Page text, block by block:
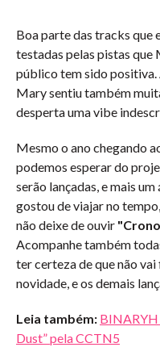
Boa parte das tracks que
testadas pelas pistas que
público tem sido
Mary sentiu também
desperta uma vibe
Mesmo o ano chegando
podemos esperar do
serão lançadas, e mais
gostou de viajar no
não deixe de ouvir
Acompanhe também
ter certeza de que não
novidade, e os demais
Leia também: BINARYH
Dust” pela CCTN5